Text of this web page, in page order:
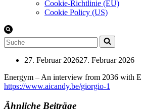
Cookie-Richtlinie (EU)
Cookie Policy (US)
Suchen
nach …
27. Februar 202627. Februar 2026
Energym – An interview from 2036 with
https://www.aicandy.be/giorgio-1
Ähnliche Beiträge